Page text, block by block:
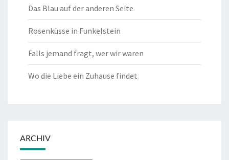
Das Blau auf der anderen Seite
Rosenküsse in Funkelstein
Falls jemand fragt, wer wir waren
Wo die Liebe ein Zuhause findet
ARCHIV